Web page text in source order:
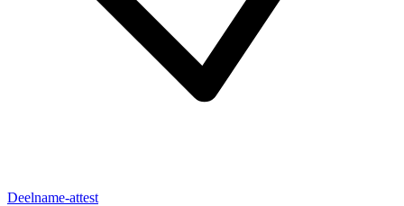
Deelname-attest